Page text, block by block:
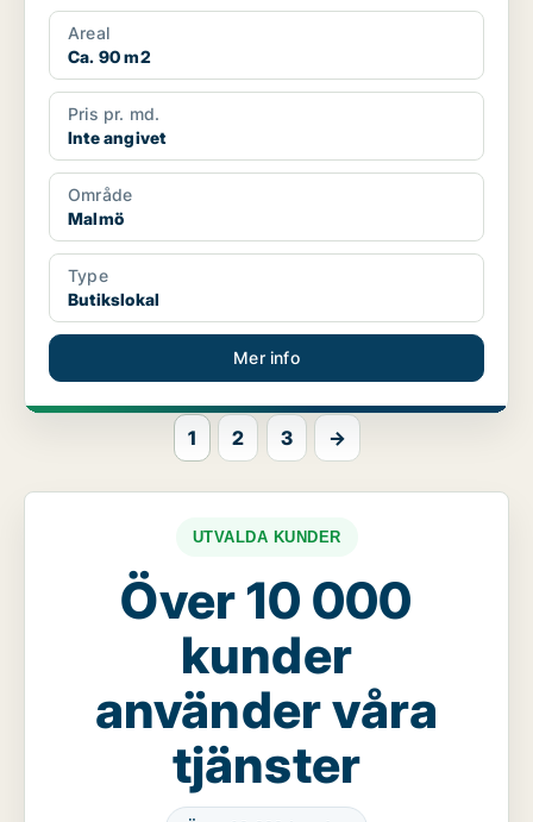
Areal
Ca. 90 m2
Pris pr. md.
Inte angivet
Område
Malmö
Type
Butikslokal
Mer info
1 2 3 →
UTVALDA KUNDER
Över 10 000
kunder
använder våra
tjänster